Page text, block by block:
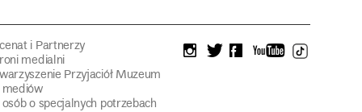
i Partnerzy
medialni
Przyjaciół Muzeum
o specjalnych potrzebach
instagram
twitterfacebookyoutube
tiktok